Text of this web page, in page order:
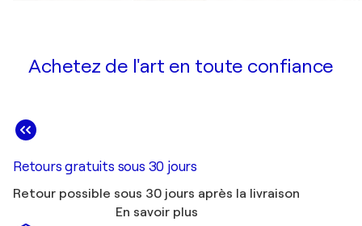
Achetez de l'art en toute confiance
Retours gratuits sous 30 jours
Retour possible sous 30 jours après la livraison
En savoir plus